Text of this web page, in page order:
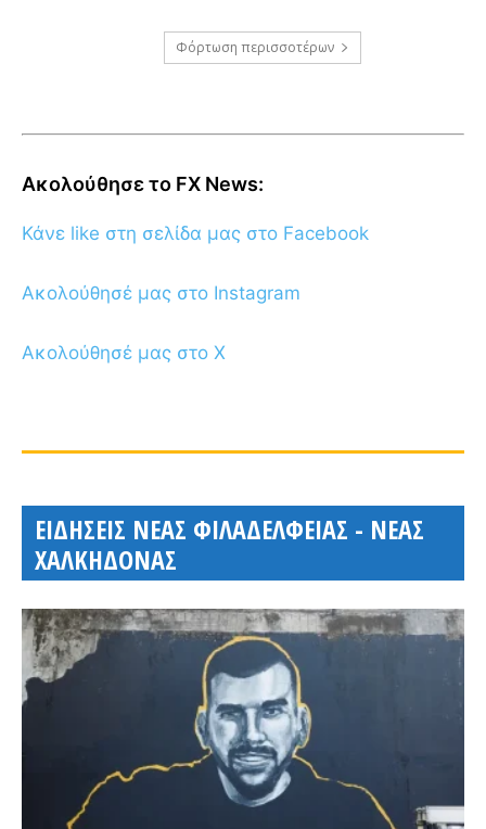
Φόρτωση περισσοτέρων
Ακολούθησε το FX News:
Κάνε like στη σελίδα μας στο Facebook
Ακολούθησέ μας στο Instagram
Ακολούθησέ μας στο X
ΕΙΔΗΣΕΙΣ ΝΕΑΣ ΦΙΛΑΔΕΛΦΕΙΑΣ - ΝΕΑΣ
ΧΑΛΚΗΔΟΝΑΣ